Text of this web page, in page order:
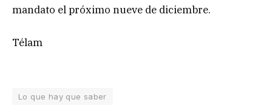
mandato el próximo nueve de diciembre.
Télam
Lo que hay que saber